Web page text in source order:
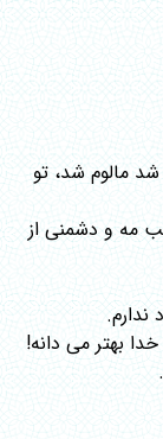
مالوم شد، تو
مه و دشمنی از
بهتر می دانه!